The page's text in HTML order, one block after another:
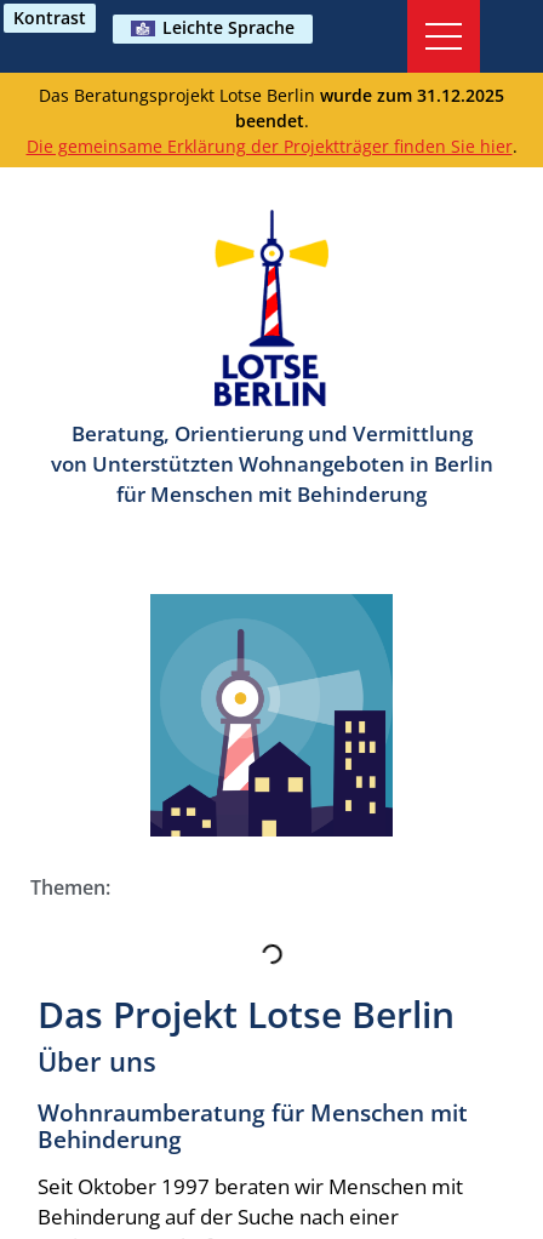
Kontrast Leichte Sprache
Das Beratungsprojekt Lotse Berlin wurde zum 31.12.2025
beendet.
Die gemeinsame Erklärung der Projektträger finden Sie hier.
Beratung, Orientierung und Vermittlung
von Unterstützten Wohnangeboten in Berlin
für Menschen mit Behinderung
Themen:
Das Projekt Lotse Berlin
Über uns
Wohnraumberatung für Menschen mit
Behinderung
Seit Oktober 1997 beraten wir Menschen mit
Behinderung auf der Suche nach einer